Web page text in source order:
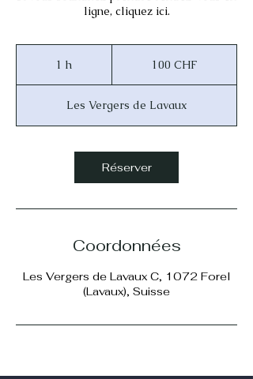
ligne, cliquez ici.
1 h 100 CHF
Les Vergers de Lavaux
Réserver
Coordonnées
Les Vergers de Lavaux C, 1072 Forel
(Lavaux), Suisse